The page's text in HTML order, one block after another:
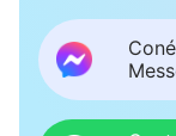
estudio de
cosas más
líder y le dije: